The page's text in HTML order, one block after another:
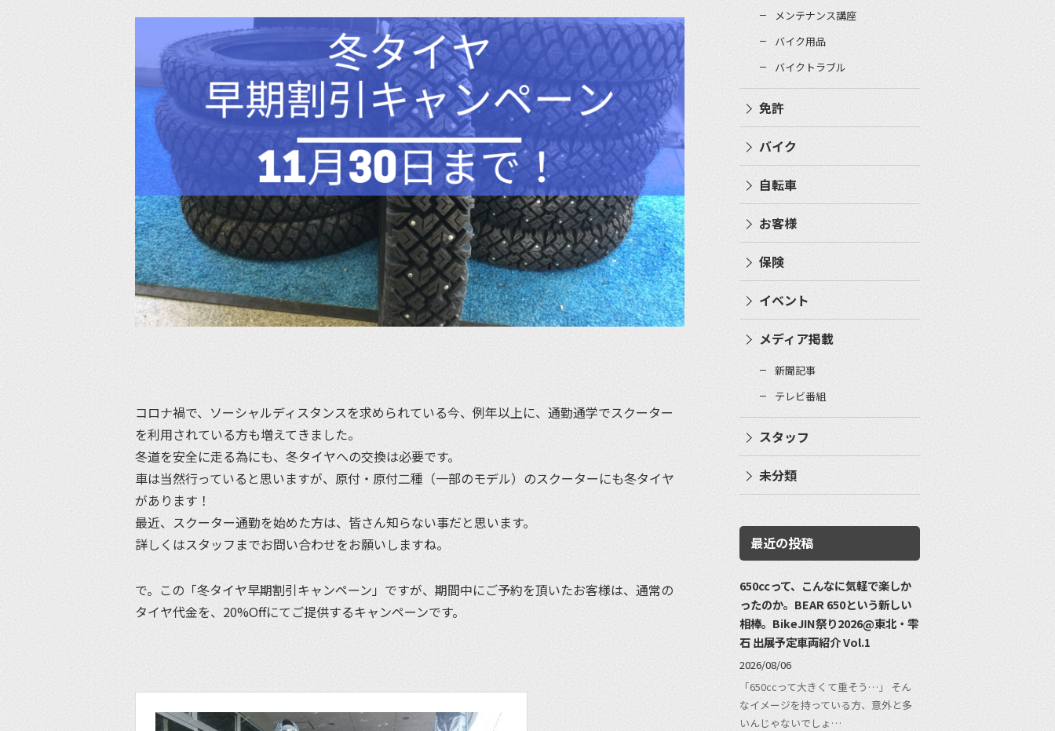
コロナ禍で、ソーシャルディスタンスを求められている今、例年以上に、通勤通学でスクーター
を利用されている方も増えてきました。
冬道を安全に走る為にも、冬タイヤへの交換は必要です。
車は当然行っていると思いますが、原付・原付二種（一部のモデル）のスクーターにも冬タイヤ
があります！
最近、スクーター通勤を始めた方は、皆さん知らない事だと思います。
詳しくはスタッフまでお問い合わせをお願いしますね。
で。この「冬タイヤ早期割引キャンペーン」ですが、期間中にご予約を頂いたお客様は、通常の
タイヤ代金を、20%Offにてご提供するキャンペーンです。
メンテナンス講座
バイク用品
バイクトラブル
免許
バイク
自転車
お客様
保険
イベント
メディア掲載
新聞記事
テレビ番組
スタッフ
未分類
最近の投稿
650ccって、こんなに気軽で楽しか
ったのか。BEAR 650という新しい
相棒。BikeJIN祭り2026@東北・雫
石 出展予定車両紹介 Vol.1
2026/08/06
「650ccって大きくて重そう…」 そん
なイメージを持っている方、意外と多
いんじゃないでしょ…